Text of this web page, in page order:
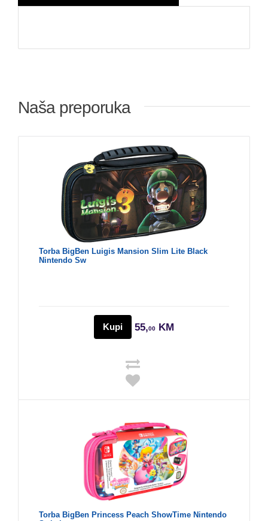
Naša preporuka
Torba BigBen Luigis Mansion Slim Lite Black
Nintendo Sw
Kupi 55,00 KM
Torba BigBen Princess Peach ShowTime Nintendo